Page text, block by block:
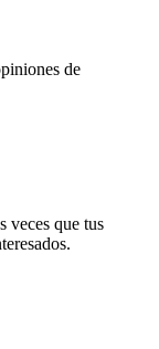
de
veces que tus